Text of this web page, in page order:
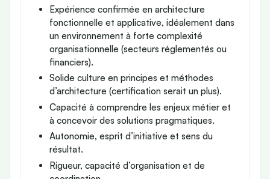
Expérience confirmée en architecture
fonctionnelle et applicative, idéalement dans
un environnement à forte complexité
organisationnelle (secteurs réglementés ou
financiers).
Solide culture en principes et méthodes
d’architecture (certification serait un plus).
Capacité à comprendre les enjeux métier et
à concevoir des solutions pragmatiques.
Autonomie, esprit d’initiative et sens du
résultat.
Rigueur, capacité d’organisation et de